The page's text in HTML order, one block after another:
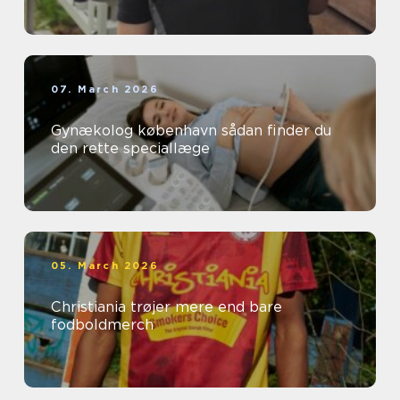
07. March 2026
Gynækolog københavn sådan finder du
den rette speciallæge
05. March 2026
Christiania trøjer mere end bare
fodboldmerch